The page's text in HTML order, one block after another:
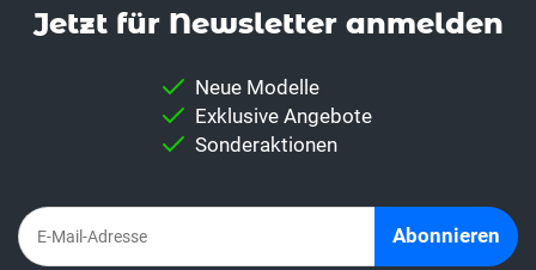
Jetzt für News­letter anmelden
Neue Modelle
Exklusive Angebote
Sonderaktionen
Abonnieren